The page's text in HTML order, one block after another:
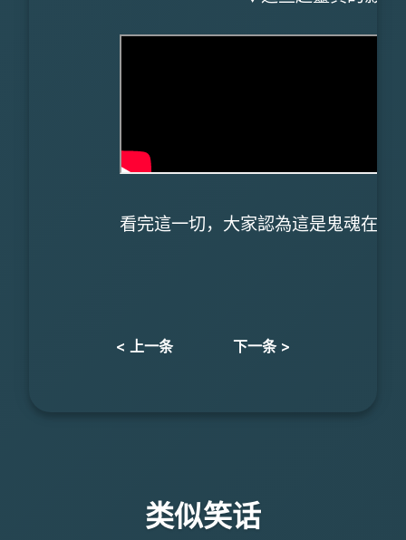
看完這一切，大家認為這是鬼魂在搗
< 上一条 下一条 >
类似笑话